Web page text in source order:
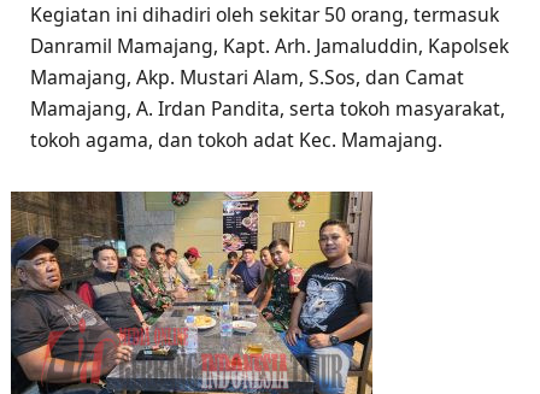
Kegiatan ini dihadiri oleh sekitar 50 orang, termasuk
Danramil Mamajang, Kapt. Arh. Jamaluddin, Kapolsek
Mamajang, Akp. Mustari Alam, S.Sos, dan Camat
Mamajang, A. Irdan Pandita, serta tokoh masyarakat,
tokoh agama, dan tokoh adat Kec. Mamajang.